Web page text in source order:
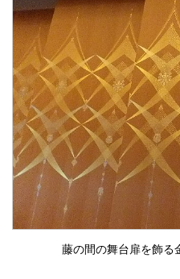
藤の間の舞台扉を飾る